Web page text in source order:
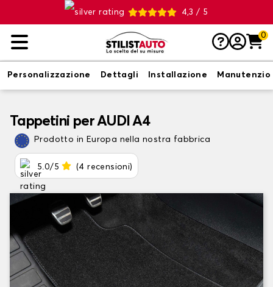
4,3 / 5
0
Personalizzazione Dettagli Installazione
Tappetini per AUDI A4
Prodotto in Europa nella nostra fabbrica
5.0/5 (4 recensioni)